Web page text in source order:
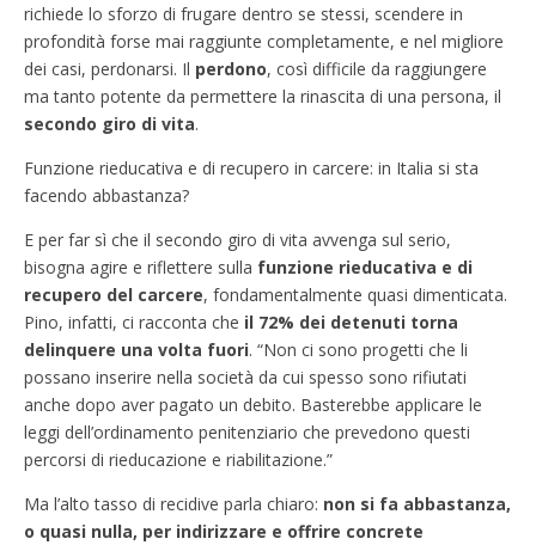
richiede lo sforzo di frugare dentro se stessi, scendere in
profondità forse mai raggiunte completamente, e nel migliore
dei casi, perdonarsi. Il perdono, così difficile da raggiungere
ma tanto potente da permettere la rinascita di una persona, il
secondo giro di vita.
Funzione rieducativa e di recupero in carcere: in Italia si sta
facendo abbastanza?
E per far sì che il secondo giro di vita avvenga sul serio,
bisogna agire e riflettere sulla funzione rieducativa e di
recupero del carcere, fondamentalmente quasi dimenticata.
Pino, infatti, ci racconta che il 72% dei detenuti torna
delinquere una volta fuori. “Non ci sono progetti che li
possano inserire nella società da cui spesso sono rifiutati
anche dopo aver pagato un debito. Basterebbe applicare le
leggi dell’ordinamento penitenziario che prevedono questi
percorsi di rieducazione e riabilitazione.”
Ma l’alto tasso di recidive parla chiaro: non si fa abbastanza,
o quasi nulla, per indirizzare e offrire concrete